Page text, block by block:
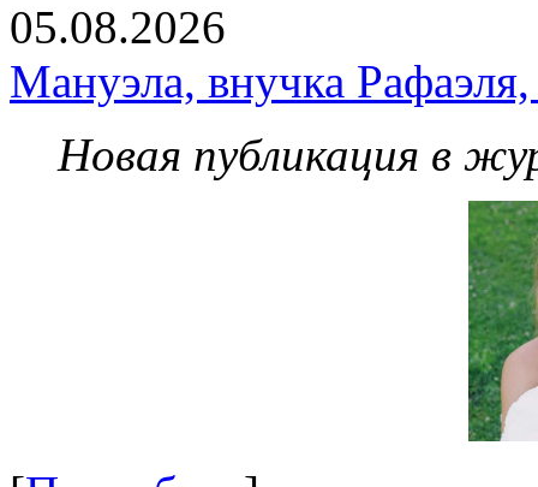
05.08.2026
Мануэла, внучка
Новая публикация в